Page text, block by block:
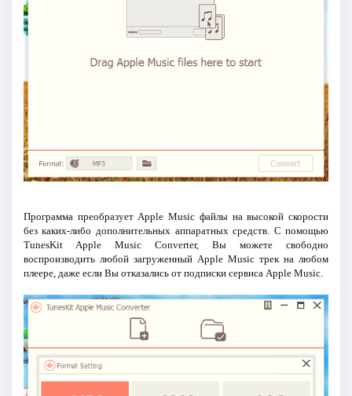
Программа преобразует Apple Music файлы на высокой скорости
без каких-либо дополнительных аппаратных средств. С помощью
TunesKit Apple Music Converter, Вы можете свободно
воспроизводить любой загруженный Apple Music трек на любом
плеере, даже если Вы отказались от подписки сервиса Apple Music.